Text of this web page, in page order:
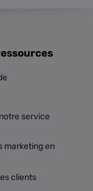
service
marketing en
clients